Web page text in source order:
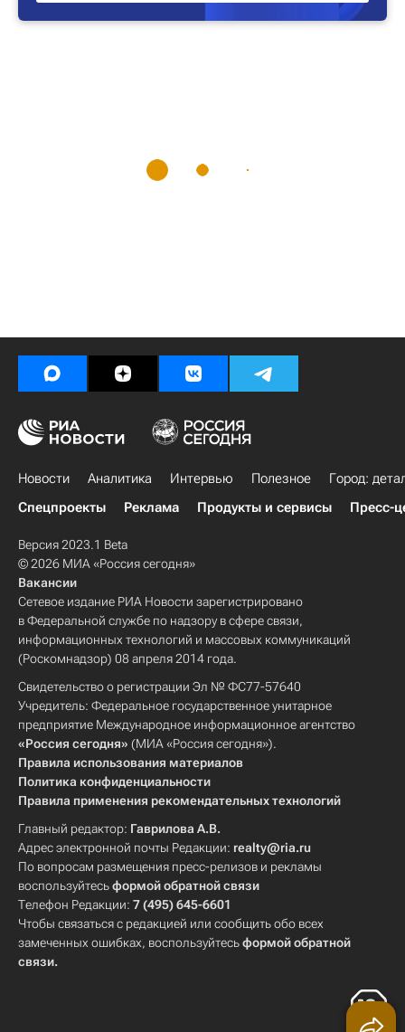
Новости Аналитика Интервью Полезное
Город:
Спецпроекты
Реклама Продукты и сервисы Пресс-
Версия 2023.1 Beta
© 2026 МИА «Россия сегодня»
Вакансии
Сетевое издание РИА Новости зарегистрировано
в Федеральной службе по надзору в сфере связи,
информационных технологий и массовых коммуникаций
(Роскомнадзор) 08 апреля 2014 года.
Свидетельство о регистрации Эл № ФС77-57640
Учредитель: Федеральное государственное унитарное
предприятие Международное информационное агентство
«Россия сегодня» (МИА «Россия сегодня»).
Правила использования материалов
Политика конфиденциальности
Правила применения рекомендательных технологий
Главный редактор: Гаврилова А.В.
Адрес электронной почты Редакции: realty@ria.ru
По вопросам размещения пресс-релизов и рекламы
воспользуйтесьформой обратной связи
Телефон Редакции: 7 (495) 645-6601
Чтобы связаться с редакцией или сообщить обо всех
замеченных ошибках, воспользуйтесьформой обратной
связи.